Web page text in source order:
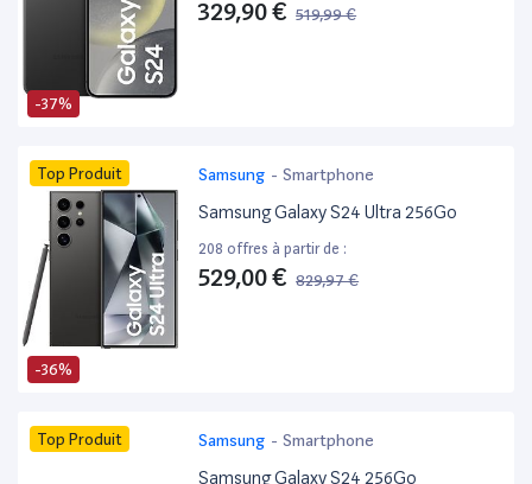
-37%
329,90 € 519,99 €
-36%
Top Produit Samsung - Smartphone
Samsung Galaxy S24 Ultra 256Go
208 offres à partir de :
529,00 € 829,97 €
Top Produit Samsung - Smartphone
Samsung Galaxy S24 256Go